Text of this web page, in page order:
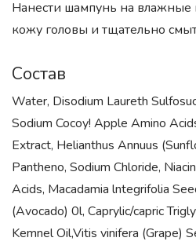
Нанести шампунь на влажные
кожу головы и тщательно
Состав
Water, Disodium Laureth
Sodium Cocoy! Apple Amino
Extract, Helianthus Annuus
Pantheno, Sodium Chloride,
Acids, Macadamia lntegrifolia
(Avocado) 0l, Caprylic/capric
Kemnel Oil,Vitis vinifera (Grape)